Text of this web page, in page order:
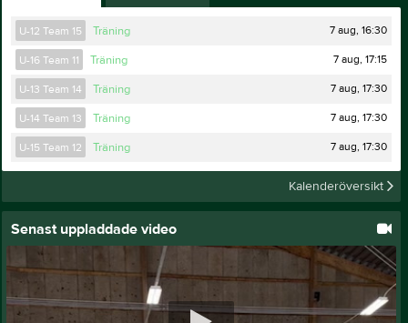
U-12 Team 15 Träning 7 aug, 16:30
U-16 Team 11 Träning 7 aug, 17:15
U-13 Team 14 Träning 7 aug, 17:30
U-14 Team 13 Träning 7 aug, 17:30
U-15 Team 12 Träning 7 aug, 17:30
Kalenderöversikt
Senast uppladdade video